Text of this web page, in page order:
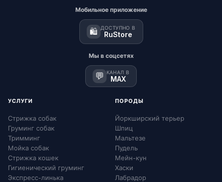
Мобильное приложение
🛍️ ДОСТУПНО В
RuStore
Мы в соцсетях
💬 КАНАЛ В
MAX
УСЛУГИ
Стрижка собак
Груминг собак
Тримминг
Мойка собак
Стрижка кошек
Гигиенический груминг
Экспресс-линька
ПОРОДЫ
Йоркширский терьер
Шпиц
Мальтезе
Пудель
Мейн-кун
Хаски
Лабрадор